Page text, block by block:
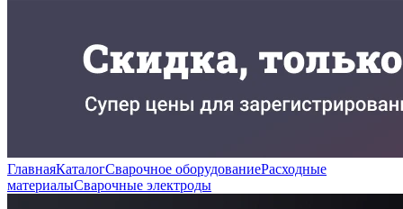
ГлавнаяКаталогСварочное оборудованиеРасходные
материалыСварочные электроды